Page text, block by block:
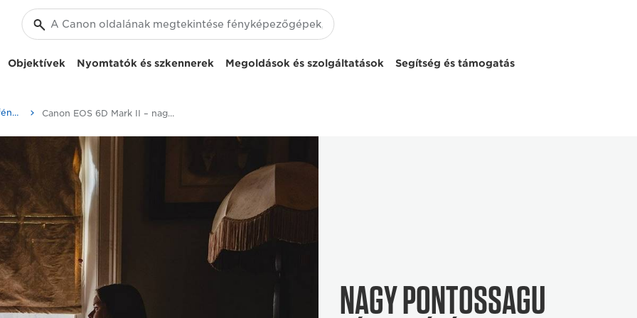
Objektívek Nyomtatók és szkennerek Megoldások és szolgáltatások Segítség és támogatás
Canon EOS 6D Mark II – fényképezőgépek Canon EOS 6D Mark II – nagy pontosságú fókuszálás
NAGY PONTOSSÁGÚ